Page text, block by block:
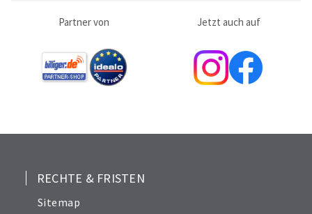
Partner von Jetzt auch auf
RECHTE & FRISTEN
Sitemap